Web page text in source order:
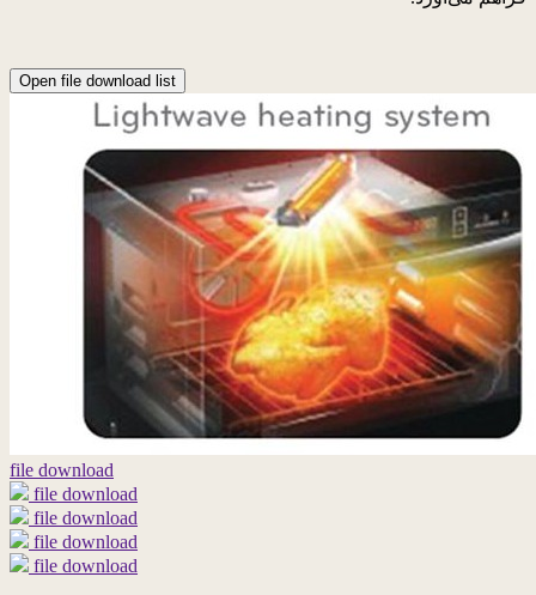
Open file download list
file download
file download
file download
file download
file download